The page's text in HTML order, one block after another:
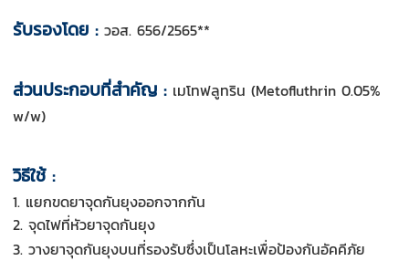
รับรองโดย : วอส. 656/2565**
ส่วนประกอบที่สำคัญ : เมโทฟลูทริน (Metofluthrin 0.05%
w/w)
วิธีใช้ :
1. แยกขดยาจุดกันยุงออกจากกัน
2. จุดไฟที่หัวยาจุดกันยุง
3. วางยาจุดกันยุงบนที่รองรับซึ่งเป็นโลหะเพื่อป้องกันอัคคีภัย